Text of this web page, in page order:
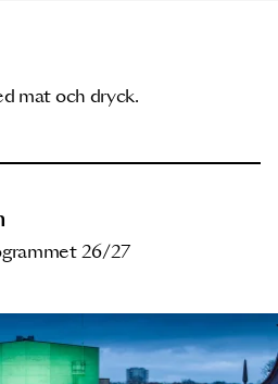
mat och dryck.
26/27